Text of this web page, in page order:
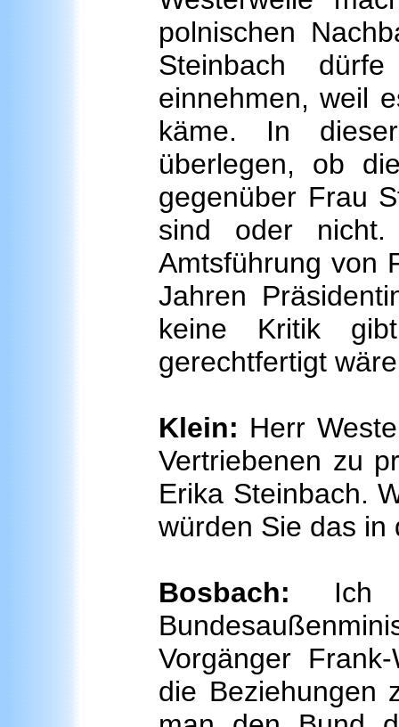
polnischen
Steinbach
einnehmen, weil
käme. In
überlegen, ob
gegenüber Frau
sind oder
Amtsführung von
Jahren
keine Kritik
gerechtfertigt
Klein: Herr
Vertriebenen zu
Erika Steinbach.
würden Sie das in
Bosbach:
Ich
Vorgänger
die Beziehungen